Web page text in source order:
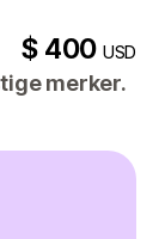
$ 400USD
merker.